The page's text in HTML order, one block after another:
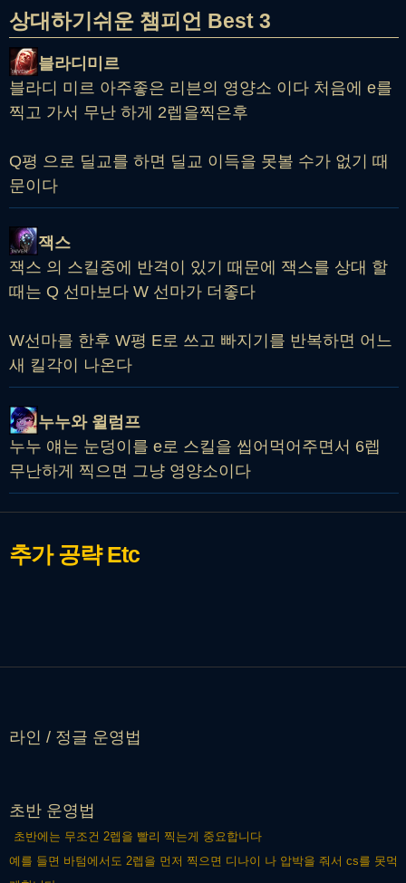
상대하기쉬운 챔피언 Best 3
블라디미르
블라디 미르 아주좋은 리븐의 영양소 이다 처음에 e를
찍고 가서 무난 하게 2렙을찍은후
Q평 으로 딜교를 하면 딜교 이득을 못볼 수가 없기 때
문이다
잭스
잭스 의 스킬중에 반격이 있기 때문에 잭스를 상대 할
때는 Q 선마보다 W 선마가 더좋다
W선마를 한후 W평 E로 쓰고 빠지기를 반복하면 어느
새 킬각이 나온다
누누와 윌럼프
누누 얘는 눈덩이를 e로 스킬을 씹어먹어주면서 6렙
무난하게 찍으면 그냥 영양소이다
추가 공략Etc
라인 / 정글 운영법
초반 운영법
초반에는 무조건 2렙을 빨리 찍는게 중요합니다
예를 들면 바텀에서도 2렙을 먼저 찍으면 디나이 나 압박을 줘서 cs를 못먹